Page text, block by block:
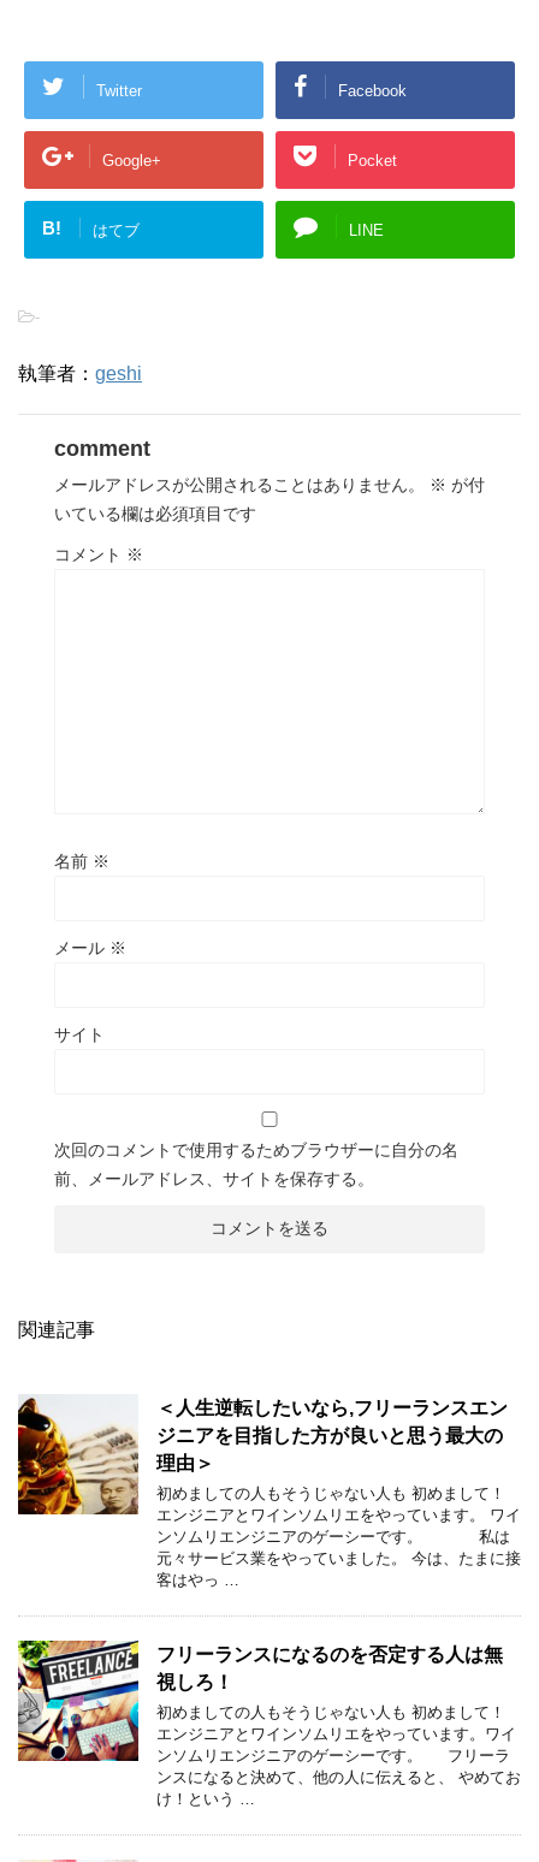
Twitter Facebook
Google+ Pocket
B! はてブ LINE
-
執筆者： geshi
comment
メールアドレスが公開されることはありません。 ※ が付
いている欄は必須項目です
コメント ※
名前 ※
メール ※
サイト
次回のコメントで使用するためブラウザーに自分の名
前、メールアドレス、サイトを保存する。
関連記事
＜人生逆転したいなら,フリーランスエン
ジニアを目指した方が良いと思う最大の
理由＞
初めましての人もそうじゃない人も 初めまして！
エンジニアとワインソムリエをやっています。 ワイ
ンソムリエンジニアのゲーシーです。 私は
元々サービス業をやっていました。 今は、たまに接
客はやっ …
フリーランスになるのを否定する人は無
視しろ！
初めましての人もそうじゃない人も 初めまして！
エンジニアとワインソムリエをやっています。ワイ
ンソムリエンジニアのゲーシーです。 フリーラ
ンスになると決めて、他の人に伝えると、 やめてお
け！という …